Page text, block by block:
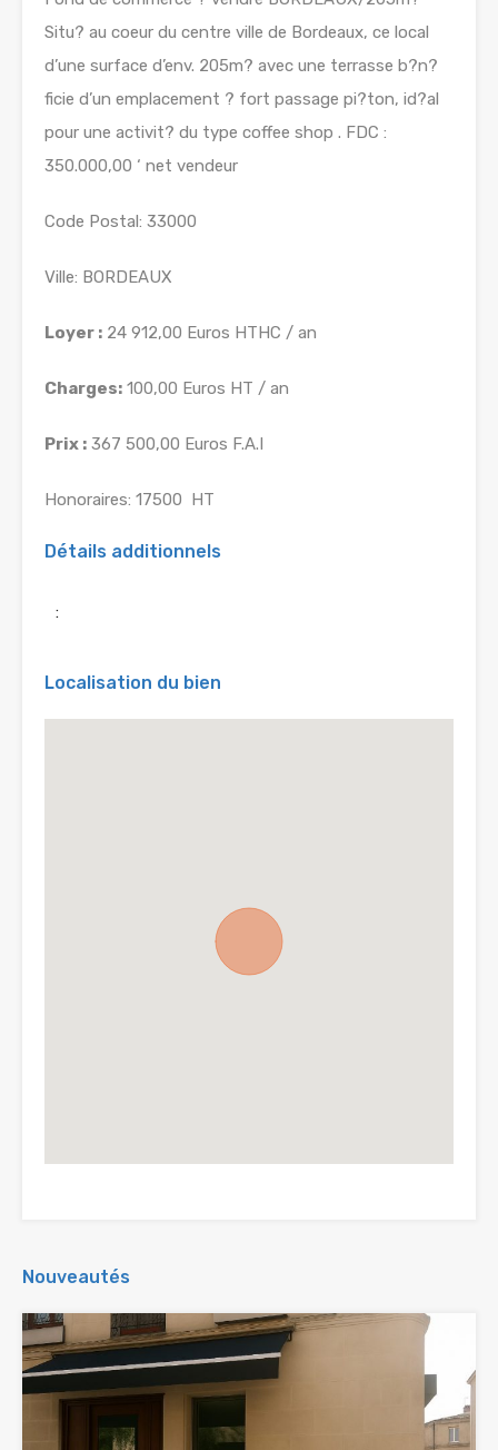
Situ? au coeur du centre ville de Bordeaux, ce local
d’une surface d’env. 205m? avec une terrasse b?n?
ficie d’un emplacement ? fort passage pi?ton, id?al
pour une activit? du type coffee shop . FDC :
350.000,00 ‘ net vendeur
Code Postal: 33000
Ville: BORDEAUX
Loyer : 24 912,00 Euros HTHC / an
Charges: 100,00 Euros HT / an
Prix : 367 500,00 Euros F.A.I
Honoraires: 17500  HT
Détails additionnels
:
Localisation du bien
Nouveautés